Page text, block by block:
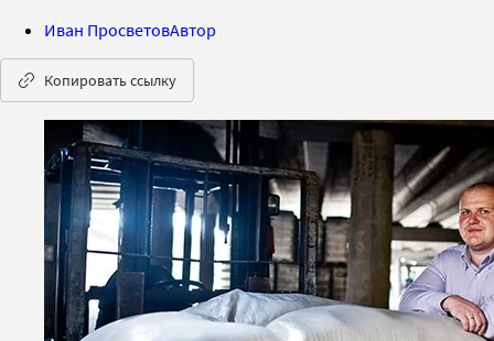
Иван ПросветовАвтор
Копировать ссылку